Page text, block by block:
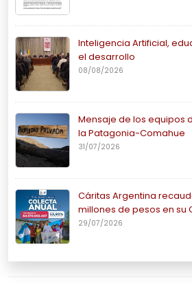
Inteligencia Artificial,
el desarrollo
08/08/2026
Mensaje de los equipos
la Patagonia-Comahue
31/07/2026
Cáritas Argentina
millones de pesos en su
29/07/2026